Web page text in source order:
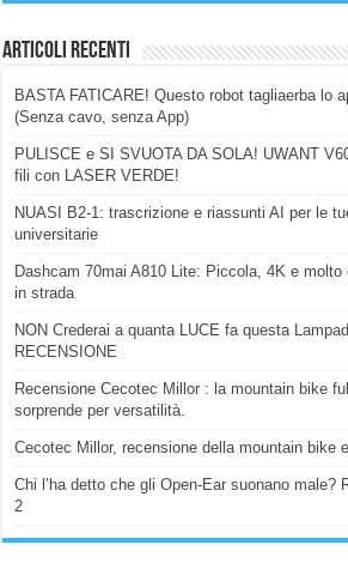
Articoli Recenti
BASTA FATICARE! Questo robot tagliaerba lo
(Senza cavo, senza App)
PULISCE e SI SVUOTA DA SOLA! UWANT
fili con LASER VERDE!
NUASI B2-1: trascrizione e riassunti AI per le
universitarie
Dashcam 70mai A810 Lite: Piccola, 4K e
in strada
NON Crederai a quanta LUCE fa questa
RECENSIONE
Recensione Cecotec Millor : la mountain bike
sorprende per versatilità.
Cecotec Millor, recensione della mountain bike
Chi l’ha detto che gli Open-Ear suonano male?
2